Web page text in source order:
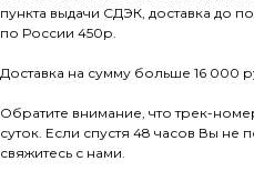
пункта выдачи СДЭК, доставка до
по России 450р.
Доставка на сумму больше 16 000
Обратите внимание, что трек-
суток. Если спустя 48 часов Вы не
свяжитесь с нами.